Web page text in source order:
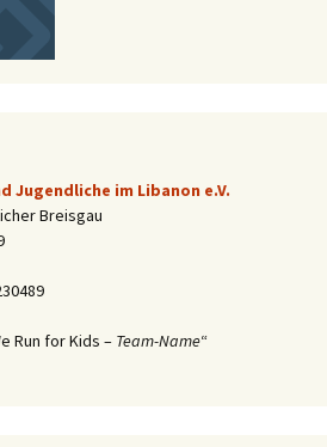
Jugendliche im Libanon e.V.
Breisgau
Run for Kids – Team-Name“